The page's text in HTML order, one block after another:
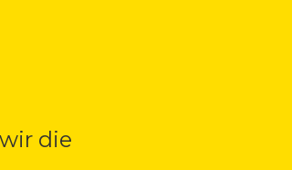
die